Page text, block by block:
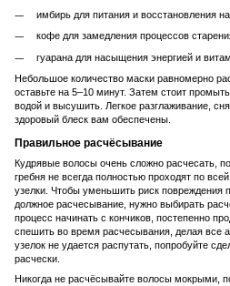
имбирь для питания и восстановления
кофе для замедления процессов
гуарана для насыщения энергией и
Небольшое количество маски равномерно
оставьте на 5–10 минут. Затем стоит
водой и высушить. Легкое разглаживание,
здоровый блеск вам обеспечены.
Правильное расчёсывание
Кудрявые волосы очень сложно расчесать,
гребня не всегда полностью проходят по
узелки. Чтобы уменьшить риск повреждения
должное расчесывание, нужно выбирать
процесс начинать с кончиков, постепенно
спешить во время расчесывания, делая все
узелок не удается распутать, попробуйте
расчески.
Никогда не расчёсывайте волосы мокрыми,